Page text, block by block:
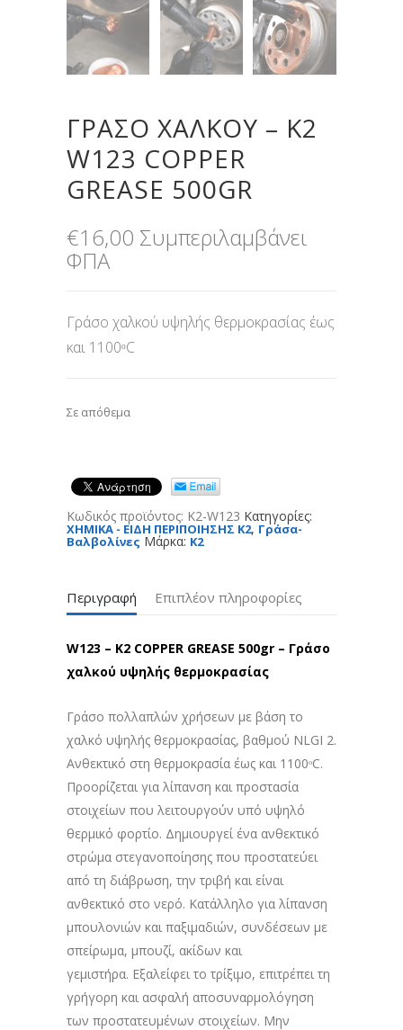
ΓΡΑΣΟ ΧΑΛΚΟΥ – K2
W123 COPPER
GREASE 500GR
€16,00 Συμπεριλαμβάνει
ΦΠΑ
Γράσο χαλκού υψηλής θερμοκρασίας έως
και 1100ᵒC
Σε απόθεμα
Κωδικός προϊόντος: K2-W123 Κατηγορίες:
XHMIKA - ΕΙΔΗ ΠΕΡΙΠΟΙΗΣΗΣ K2, Γράσα-
Βαλβολίνες Μάρκα: K2
Περιγραφή Επιπλέον πληροφορίες
W123 – K2 COPPER GREASE 500gr – Γράσο
χαλκού υψηλής θερμοκρασίας
Γράσο πολλαπλών χρήσεων με βάση το
χαλκό υψηλής θερμοκρασίας, βαθμού NLGI 2.
Ανθεκτικό στη θερμοκρασία έως και 1100ᵒC.
Προορίζεται για λίπανση και προστασία
στοιχείων που λειτουργούν υπό υψηλό
θερμικό φορτίο. Δημιουργεί ένα ανθεκτικό
στρώμα στεγανοποίησης που προστατεύει
από τη διάβρωση, την τριβή και είναι
ανθεκτικό στο νερό. Κατάλληλο για λίπανση
μπουλονιών και παξιμαδιών, συνδέσεων με
σπείρωμα, μπουζί, ακίδων και
γεμιστήρα. Εξαλείφει το τρίξιμο, επιτρέπει τη
γρήγορη και ασφαλή αποσυναρμολόγηση
των προστατευμένων στοιχείων. Μην